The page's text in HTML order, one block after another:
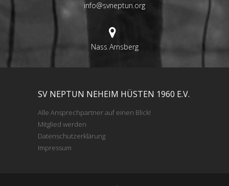
info@svneptun.org
Nass Arnsberg
SV NEPTUN NEHEIM HÜSTEN 1960 E.V.
Alle Ansprechpartner auf einen Blick!
Mitglied werden
Datenschutzerklärung
Impressum